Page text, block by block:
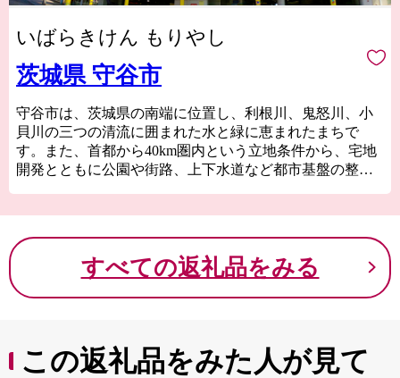
いばらきけん もりやし
茨城県 守谷市
守谷市は、茨城県の南端に位置し、利根川、鬼怒川、小
貝川の三つの清流に囲まれた水と緑に恵まれたまちで
す。また、首都から40km圏内という立地条件から、宅地
開発とともに公園や街路、上下水道など都市基盤の整備
的に進めてまいります。
すべての返礼品をみる
この返礼品をみた人が見て